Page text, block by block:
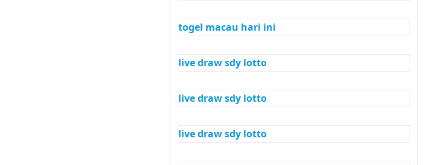
togel macau hari ini
live draw sdy lotto
live draw sdy lotto
live draw sdy lotto